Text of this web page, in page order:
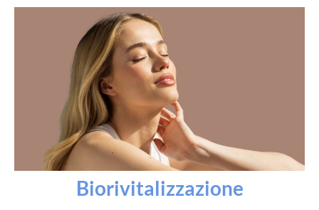
Biorivitalizzazione